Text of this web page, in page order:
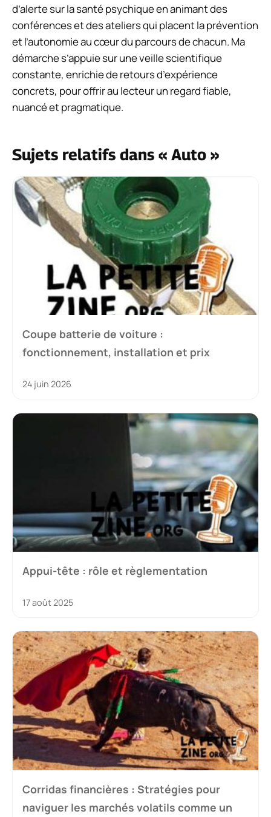
d’alerte sur la santé psychique en animant des
conférences et des ateliers qui placent la prévention
et l’autonomie au cœur du parcours de chacun. Ma
démarche s’appuie sur une veille scientifique
constante, enrichie de retours d’expérience
concrets, pour offrir au lecteur un regard fiable,
nuancé et pragmatique.
Sujets relatifs dans « Auto »
Coupe batterie de voiture :
fonctionnement, installation et prix
24 juin 2026
Appui-tête : rôle et règlementation
17 août 2025
Corridas financières : Stratégies pour
naviguer les marchés volatils comme un